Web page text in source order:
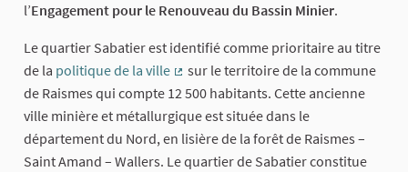
l’Engagement pour le Renouveau du Bassin Minier.
Le quartier Sabatier est identifié comme prioritaire au titre
de la politique de la ville
(Lien externe)
sur le territoire de la commune
de Raismes qui compte 12 500 habitants. Cette ancienne
ville minière et métallurgique est située dans le
département du Nord, en lisière de la forêt de Raismes –
Saint Amand – Wallers. Le quartier de Sabatier constitue